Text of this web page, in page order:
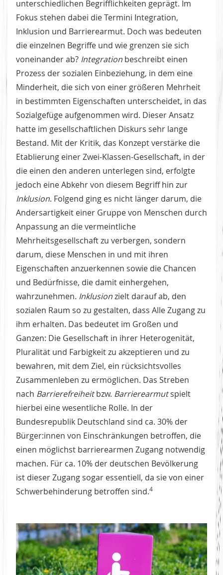
unterschiedlichen Begrifflichkeiten geprägt. Im
Fokus stehen dabei die Termini Integration,
Inklusion und Barrierearmut. Doch was bedeuten
die einzelnen Begriffe und wie grenzen sie sich
voneinander ab? Integration beschreibt einen
Prozess der sozialen Einbeziehung, in dem eine
Minderheit, die sich von einer größeren Mehrheit
in bestimmten Eigenschaften unterscheidet, in das
Sozialgefüge aufgenommen wird. Dieser Ansatz
hatte im gesellschaftlichen Diskurs sehr lange
Bestand. Mit der Kritik, das Konzept verstärke die
Etablierung einer Zwei-Klassen-Gesellschaft, in der
die einen den anderen unterlegen sind, erfolgte
jedoch eine Abkehr von diesem Begriff hin zur
Inklusion. Folgend ging es nicht länger darum, die
Andersartigkeit einer Gruppe von Menschen durch
Anpassung an die vermeintliche
Mehrheitsgesellschaft zu verbergen, sondern
darum, diese Menschen in und mit ihren
Eigenschaften anzuerkennen sowie die Chancen
und Bedürfnisse, die damit einhergehen,
wahrzunehmen. Inklusionzielt darauf ab, den
sozialen Raum so zu gestalten, dass Alle Zugang zu
ihm erhalten. Das bedeutet im Großen und
Ganzen: Die Gesellschaft in ihrer Heterogenität,
Pluralität und Farbigkeit zu akzeptieren und zu
bewahren, mit dem Ziel, ein rücksichtsvolles
Zusammenleben zu ermöglichen. Das Streben
nach Barrierefreiheitbzw. Barrierearmutspielt
hierbei eine wesentliche Rolle. In der
Bundesrepublik Deutschland sind ca. 30% der
Bürger:innen von Einschränkungen betroffen, die
einen möglichst barrierearmen Zugang notwendig
machen. Für ca. 10% der deutschen Bevölkerung
ist dieser Zugang sogar essentiell, da sie von einer
Schwerbehinderung betroffen sind.4